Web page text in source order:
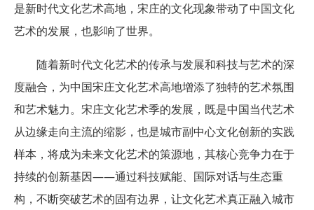
是新时代文化艺术高地，宋庄的文化现象带动了中国文化
艺术的发展，也影响了世界。
随着新时代文化艺术的传承与发展和科技与艺术的深
度融合，为中国宋庄文化艺术高地增添了独特的艺术氛围
和艺术魅力。宋庄文化艺术季的发展，既是中国当代艺术
从边缘走向主流的缩影，也是城市副中心文化创新的实践
样本，将成为未来文化艺术的策源地，其核心竞争力在于
持续的创新基因——通过科技赋能、国际对话与生态重
构，不断突破艺术的固有边界，让文化艺术真正融入城市